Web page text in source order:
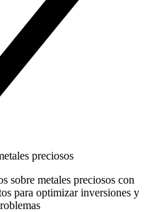
preciosos
sobre metales preciosos con
para optimizar inversiones y